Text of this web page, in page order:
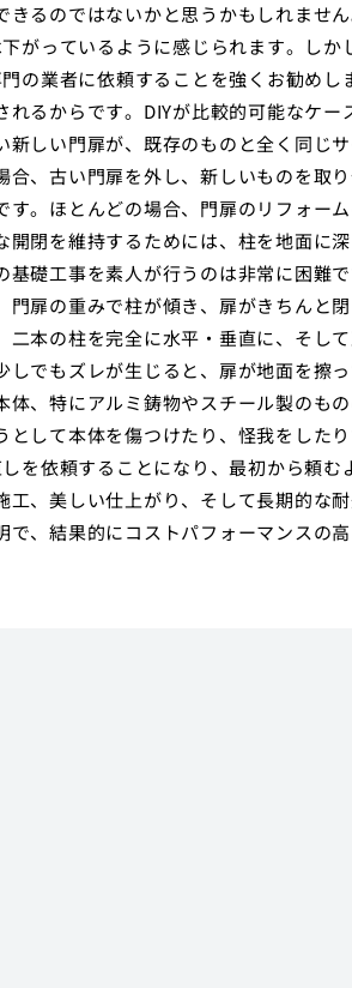
るのではないかと思うかもしれませ
がっているように感じられます。しか
の業者に依頼することを強くお勧めし
るからです。DIYが比較的可能なケー
しい門扉が、既存のものと全く同じサ
、古い門扉を外し、新しいものを取
。ほとんどの場合、門扉のリフォー
閉を維持するためには、柱を地面に
礎工事を素人が行うのは非常に困難
扉の重みで柱が傾き、扉がきちんと
本の柱を完全に水平・垂直に、そし
でもズレが生じると、扉が地面を擦
、特にアルミ鋳物やスチール製のも
して本体を傷つけたり、怪我をした
を依頼することになり、最初から頼む
、美しい仕上がり、そして長期的な
、結果的にコストパフォーマンスの